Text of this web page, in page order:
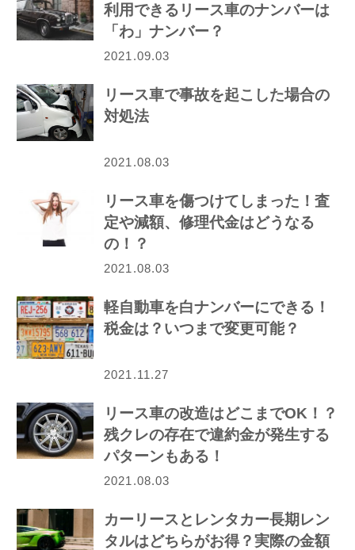
利用できるリース車のナンバーは
「わ」ナンバー？
2021.09.03
リース車で事故を起こした場合の
対処法
2021.08.03
リース車を傷つけてしまった！査
定や減額、修理代金はどうなる
の！？
2021.08.03
軽自動車を白ナンバーにできる！
税金は？いつまで変更可能？
2021.11.27
リース車の改造はどこまでOK！？
残クレの存在で違約金が発生する
パターンもある！
2021.08.03
カーリースとレンタカー長期レン
タルはどちらがお得？実際の金額